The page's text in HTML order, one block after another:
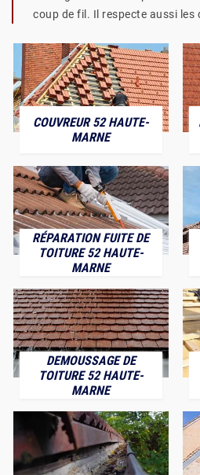
coup de fil. Il respecte aussi les
COUVREUR 52 HAUTE-
MARNE
RÉPARATION FUITE DE
TOITURE 52 HAUTE-
MARNE
DEMOUSSAGE DE
TOITURE 52 HAUTE-
MARNE